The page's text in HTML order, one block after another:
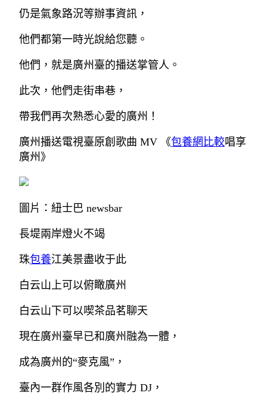
仍是氣象路況等辦事資訊，
他們都第一時光說給您聽。
他們，就是廣州臺的播送掌管人。
此次，他們走街串巷，
帶我們再次熟悉心愛的廣州！
廣州播送電視臺原創歌曲 MV 《包養網比較唱享
廣州》
圖片：紐士巴 newsbar
長堤兩岸燈火不竭
珠包養江美景盡收于此
白云山上可以俯瞰廣州
白云山下可以喫茶品茗聊天
現在廣州臺早已和廣州融為一體，
成為廣州的“麥克風”，
臺內一群作風各別的實力 DJ，